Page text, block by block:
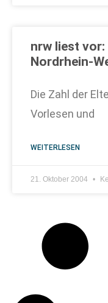
nrw liest
Nordrhein-
Die Zahl der
Vorlesen und
WEITERLESEN
21. Oktober 2004